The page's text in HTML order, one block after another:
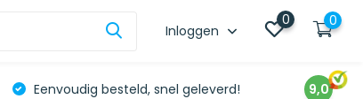
Inloggen
0 0
Eenvoudig besteld, snel geleverd! 9,0